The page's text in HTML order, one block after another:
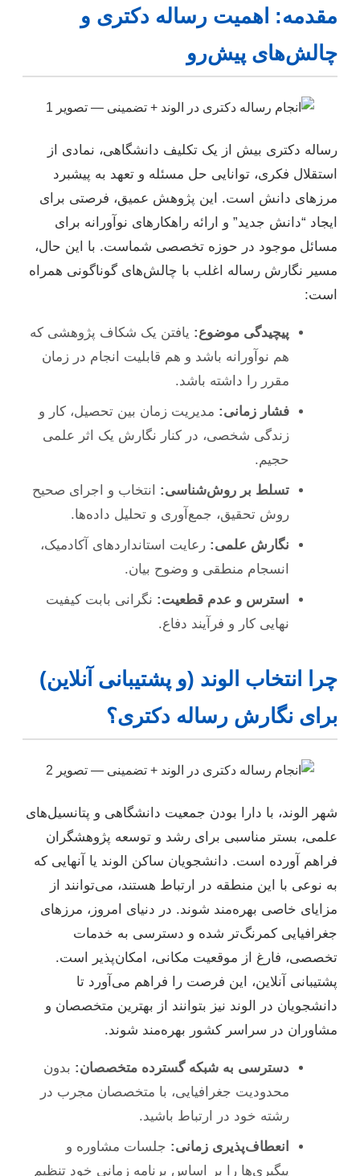
مقدمه: اهمیت رساله دکتری و
چالش‌های پیش‌رو
رساله دکتری بیش از یک تکلیف دانشگاهی، نمادی از
استقلال فکری، توانایی حل مسئله و تعهد به پیشبرد
مرزهای دانش است. این پژوهش عمیق، فرصتی برای
ایجاد “دانش جدید” و ارائه راهکارهای نوآورانه برای
مسائل موجود در حوزه تخصصی شماست. با این حال،
مسیر نگارش رساله اغلب با چالش‌های گوناگونی همراه
است:
پیچیدگی موضوع: یافتن یک شکاف پژوهشی که
هم نوآورانه باشد و هم قابلیت انجام در زمان
مقرر را داشته باشد.
فشار زمانی: مدیریت زمان بین تحصیل، کار و
زندگی شخصی، در کنار نگارش یک اثر علمی
حجیم.
تسلط بر روش‌شناسی: انتخاب و اجرای صحیح
روش تحقیق، جمع‌آوری و تحلیل داده‌ها.
نگارش علمی: رعایت استانداردهای آکادمیک،
انسجام منطقی و وضوح بیان.
استرس و عدم قطعیت: نگرانی بابت کیفیت
نهایی کار و فرآیند دفاع.
چرا انتخاب الوند (و پشتیبانی آنلاین)
برای نگارش رساله دکتری؟
شهر الوند، با دارا بودن جمعیت دانشگاهی و پتانسیل‌های
علمی، بستر مناسبی برای رشد و توسعه پژوهشگران
فراهم آورده است. دانشجویان ساکن الوند یا آنهایی که
به نوعی با این منطقه در ارتباط هستند، می‌توانند از
مزایای خاصی بهره‌مند شوند. در دنیای امروز، مرزهای
جغرافیایی کمرنگ‌تر شده و دسترسی به خدمات
تخصصی، فارغ از موقعیت مکانی، امکان‌پذیر است.
پشتیبانی آنلاین، این فرصت را فراهم می‌آورد تا
دانشجویان در الوند نیز بتوانند از بهترین متخصصان و
مشاوران در سراسر کشور بهره‌مند شوند.
دسترسی به شبکه گسترده متخصصان: بدون
محدودیت جغرافیایی، با متخصصان مجرب در
رشته خود در ارتباط باشید.
انعطاف‌پذیری زمانی: جلسات مشاوره و
پیگیری‌ها را بر اساس برنامه زمانی خود تنظیم